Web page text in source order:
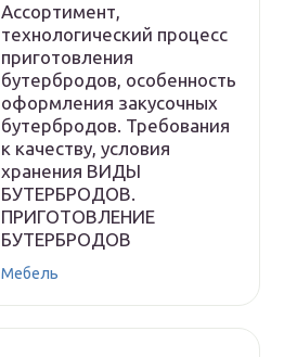
Ассортимент,
технологический процесс
приготовления
бутербродов, особенность
оформления закусочных
бутербродов. Требования
к качеству, условия
хранения ВИДЫ
БУТЕРБРОДОВ.
ПРИГОТОВЛЕНИЕ
БУТЕРБРОДОВ
Мебель